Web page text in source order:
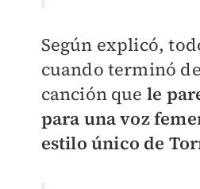
Según explicó,
cuando terminó
canción que le
para una voz
estilo único de